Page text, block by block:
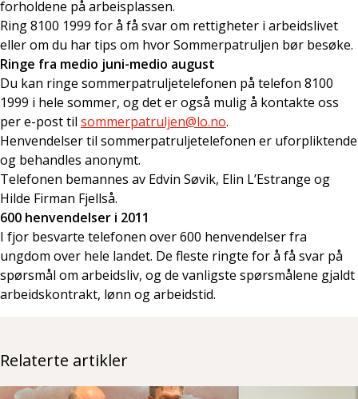
forholdene på arbeisplassen.
Ring 8100 1999 for å få svar om rettigheter i arbeidslivet
eller om du har tips om hvor Sommerpatruljen bør besøke.
Ringe fra medio juni-medio august
Du kan ringe sommerpatruljetelefonen på telefon 8100
1999 i hele sommer, og det er også mulig å kontakte oss
per e-post til sommerpatruljen@lo.no.
Henvendelser til sommerpatruljetelefonen er uforpliktende
og behandles anonymt.
Telefonen bemannes av Edvin Søvik, Elin L’Estrange og
Hilde Firman Fjellså.
600 henvendelser i 2011
I fjor besvarte telefonen over 600 henvendelser fra
ungdom over hele landet. De fleste ringte for å få svar på
spørsmål om arbeidsliv, og de vanligste spørsmålene gjaldt
arbeidskontrakt, lønn og arbeidstid.
Relaterte artikler